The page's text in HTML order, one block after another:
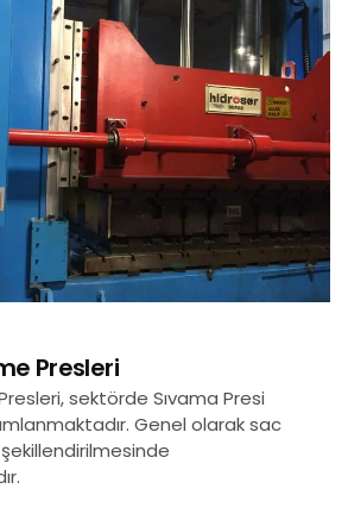
Presleri
sektörde Sıvama Presi
Genel olarak sac